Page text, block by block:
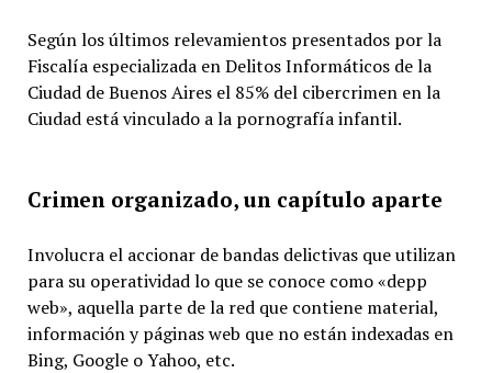
Según los últimos relevamientos presentados por la
Fiscalía especializada en Delitos Informáticos de la
Ciudad de Buenos Aires el 85% del cibercrimen en la
Ciudad está vinculado a la pornografía infantil.
Crimen organizado, un capítulo aparte
Involucra el accionar de bandas delictivas que utilizan
para su operatividad lo que se conoce como «depp
web», aquella parte de la red que contiene material,
información y páginas web que no están indexadas en
Bing, Google o Yahoo, etc.